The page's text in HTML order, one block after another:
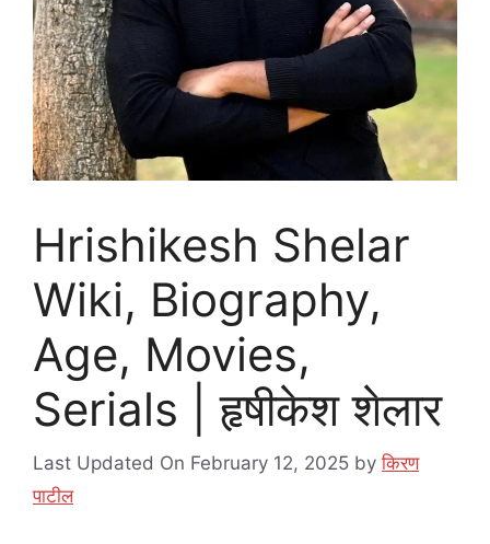
Hrishikesh Shelar
Wiki, Biography,
Age, Movies,
Serials | हृषीकेश शेलार
Last Updated On February 12, 2025 byकिरण
पाटील